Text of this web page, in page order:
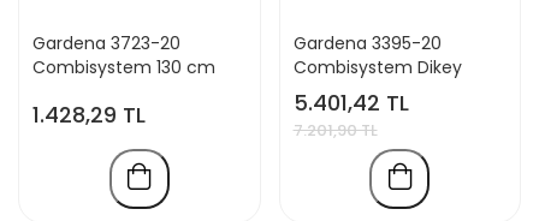
Gardena 3723-20
Combisystem 130 cm
1.428,29 TL
Gardena 3395-20
Combisystem Dikey
Kesici /ÇİM
HAVALANDIRMA TIRMIĞI
5.401,42 TL
7.201,90 TL